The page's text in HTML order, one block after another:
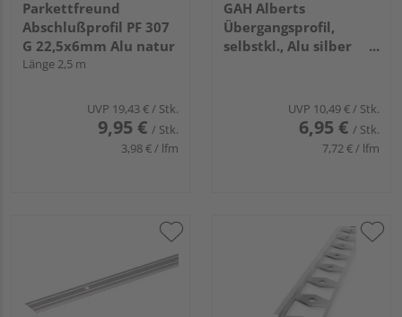
Parkettfreund
Abschlußprofil PF 307
G 22,5x6mm Alu natur
Länge 2,5 m
UVP 19,43 €/ Stk.
9,95 € / Stk.
3,98 € / lfm
GAH Alberts
Übergangsprofil,
selbstkl., Alu silber
UVP 10,49 €/ Stk.
6,95 € / Stk.
7,72 € / lfm